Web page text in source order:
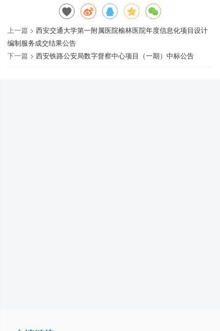
上一篇 > 西安交通大学第一附属医院榆林医院年度信息化项目设计
编制服务成交结果公告
下一篇 > 西安铁路公安局数字督察中心项目（一期）中标公告